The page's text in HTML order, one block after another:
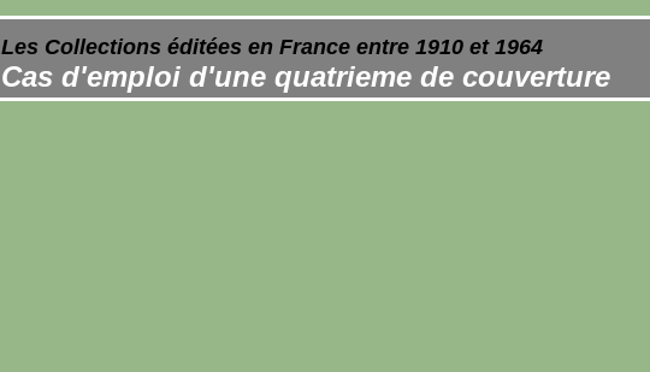
Les Collections éditées en France entre 1910 et 1964
Cas d'emploi d'une quatrieme de couverture